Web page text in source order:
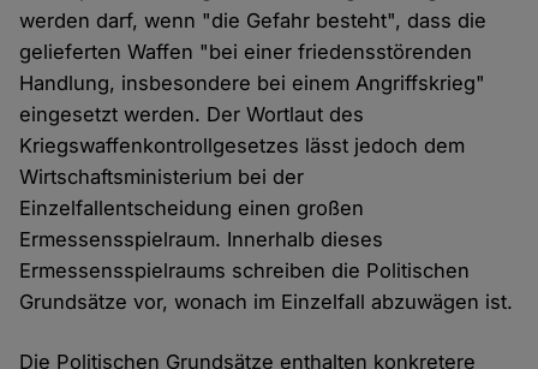
werden darf, wenn "die Gefahr besteht", dass die
gelieferten Waffen "bei einer friedensstörenden
Handlung, insbesondere bei einem Angriffskrieg"
eingesetzt werden. Der Wortlaut des
Kriegswaffenkontrollgesetzes lässt jedoch dem
Wirtschaftsministerium bei der
Einzelfallentscheidung einen großen
Ermessensspielraum. Innerhalb dieses
Ermessensspielraums schreiben die Politischen
Grundsätze vor, wonach im Einzelfall abzuwägen ist.
Die Politischen Grundsätze enthalten konkretere